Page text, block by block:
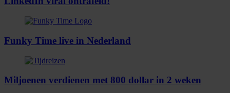
Funky Time live in Nederland
Miljoenen verdienen met 800 dollar in 2 weken